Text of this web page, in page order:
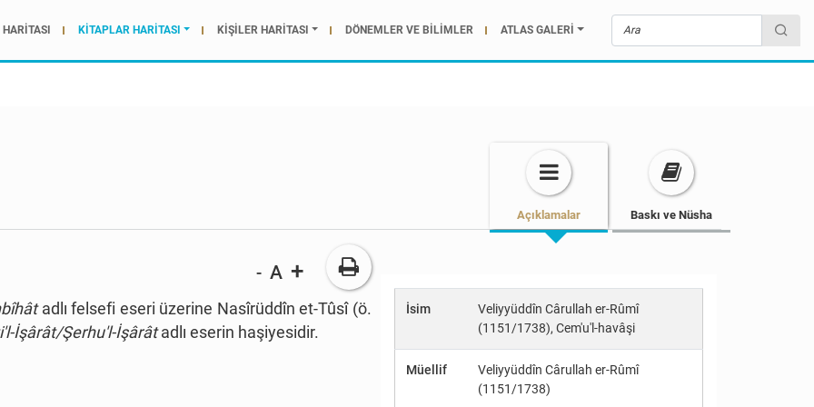
KİTAPLAR HARİTASI KİŞİLER HARİTASI DÖNEMLER VE BİLİMLER ATLAS GALERİ
Açıklamalar Baskı ve Nüsha
- A +
adlı felsefi eseri üzerine Nasîrüddîn et-Tûsî (ö.
İşârât/Şerhu'l-İşârâtadlı eserin haşiyesidir.
İsim
Veliyyüddîn Cârullah er-Rûmî
(1151/1738), Cem'u'l-havâşi
Müellif
Veliyyüddîn Cârullah er-Rûmî
(1151/1738)